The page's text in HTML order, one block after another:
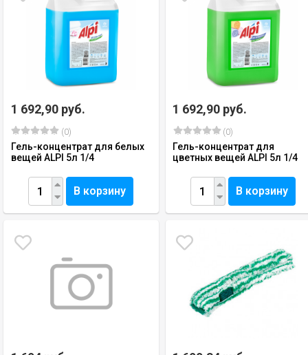
1 692,90 руб.
(0)
Гель-концентрат для белых
вещей ALPI 5л 1/4
В корзину
1 692,90 руб.
(0)
Гель-концентрат для
цветных вещей ALPI 5л 1/4
В корзину